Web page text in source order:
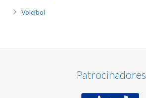
Voleibol
Patrocinadores